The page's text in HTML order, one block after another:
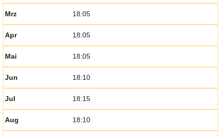
Mrz 18:05
Apr 18:05
Mai 18:05
Jun 18:10
Jul 18:15
Aug 18:10